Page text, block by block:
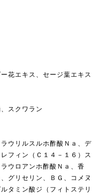
花エキス、セージ葉エキス
スクワラン
ウリルスルホ酢酸Ｎａ、デ
フィン（Ｃ１４－１６）ス
ウロアンホ酢酸Ｎａ、香
グリセリン、ＢＧ、コメヌ
タミン酸ジ（フィトステリ